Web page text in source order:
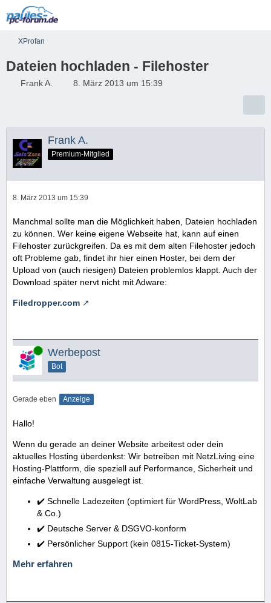
XProfan
Dateien hochladen - Filehoster
Frank A. 8. März 2013 um 15:39
Frank A.
Premium-Mitglied
8. März 2013 um 15:39
Manchmal sollte man die Möglichkeit haben, Dateien hochladen
zu können. Wer keine eigene Webseite hat, kann auf einen
Filehoster zurückgreifen. Da es mit dem alten Filehoster jedoch
oft Probleme gab, findet ihr hier einen Hoster, bei dem der
Upload von (auch riesigen) Dateien problemlos klappt. Auch der
Download später nervt nicht mit Adware:
Filedropper.com
Online Werbepost
Bot
Gerade eben Anzeige
Hallo!
Wenn du gerade an deiner Website arbeitest oder dein
aktuelles Hosting überdenkst: Wir betreiben mit NetzLiving eine
Hosting-Plattform, die speziell auf Performance, Sicherheit und
einfache Verwaltung ausgelegt ist.
✔️ Schnelle Ladezeiten (optimiert für WordPress, WoltLab
& Co.)
✔️ Deutsche Server & DSGVO-konform
✔️ Persönlicher Support (kein 0815-Ticket-System)
Mehr erfahren